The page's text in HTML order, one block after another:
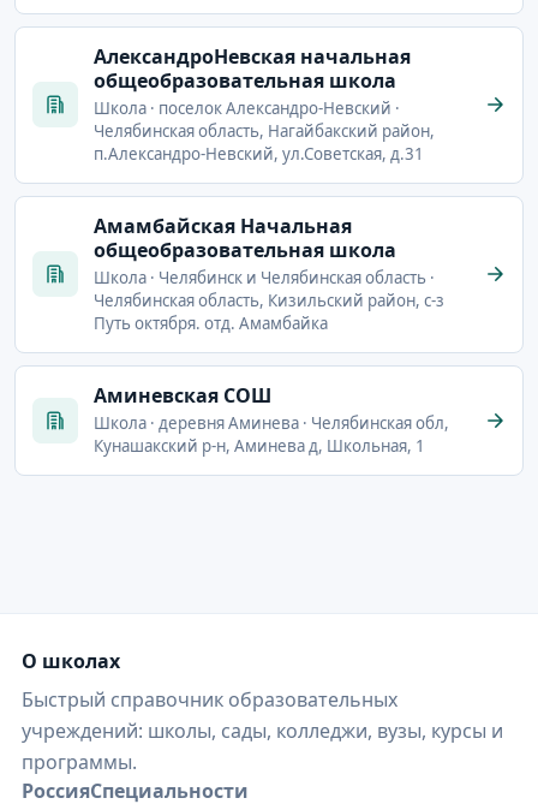
АлександроНевская начальная
общеобразовательная школа
Школа · поселок Александро-Невский ·
Челябинская область, Нагайбакский район,
п.Александро-Невский, ул.Советская, д.31
Амамбайская Начальная
общеобразовательная школа
Школа · Челябинск и Челябинская область ·
Челябинская область, Кизильский район, с-з
Путь октября. отд. Амамбайка
Аминевская СОШ
Школа · деревня Аминева · Челябинская обл,
Кунашакский р-н, Аминева д, Школьная, 1
О школах
Быстрый справочник образовательных
учреждений: школы, сады, колледжи, вузы, курсы и
программы.
РоссияСпециальности